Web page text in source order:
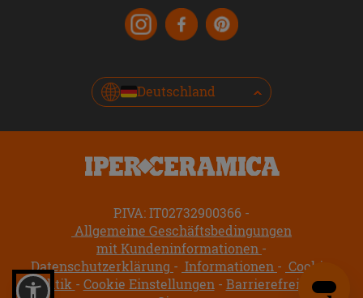
Deutschland
P.IVA: IT02732900366
Allgemeine Geschäftsbedingungen
mit Kundeninformationen
Datenschutzerklärung
Informationen
Cookie-
Politik
Cookie Einstellungen
Barrierefreiheit